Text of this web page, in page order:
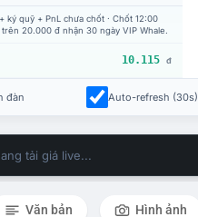
ký quỹ + PnL chưa chốt · Chốt 12:00
trên 20.000 đ nhận 30 ngày VIP Whale.
10.115 đ
đàn Auto-refresh (30s)
tải giá live...
Văn bản Hình ảnh